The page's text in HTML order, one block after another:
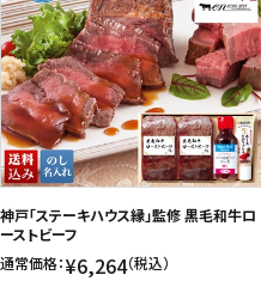
神戸「ステーキハウス縁」監修 黒毛和牛ロ
ーストビーフ
通常価格：¥6,264（税込）